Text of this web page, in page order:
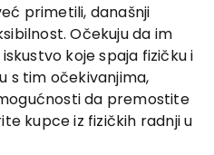
primetili, današnji
Očekuju da im
koje spaja fizičku i
s tim očekivanjima,
da premostite
kupce iz fizičkih radnji u